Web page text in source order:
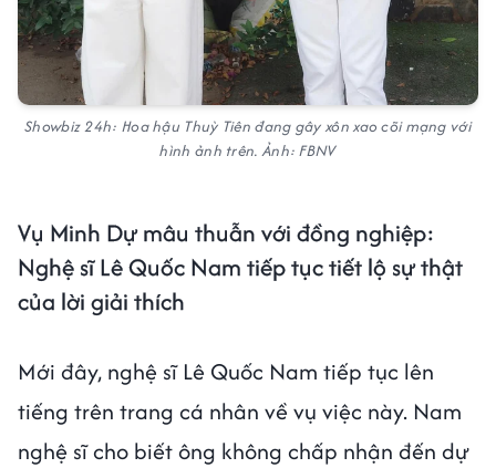
Showbiz 24h: Hoa hậu Thuỳ Tiên đang gây xôn xao cõi mạng với
hình ảnh trên. Ảnh: FBNV
Vụ Minh Dự mâu thuẫn với đồng nghiệp:
Nghệ sĩ Lê Quốc Nam tiếp tục tiết lộ sự thật
của lời giải thích
Mới đây, nghệ sĩ Lê Quốc Nam tiếp tục lên
tiếng trên trang cá nhân về vụ việc này. Nam
nghệ sĩ cho biết ông không chấp nhận đến dự